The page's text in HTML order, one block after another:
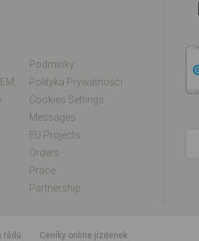
Podmínky
Polityka Prywatności
Cookies Settings
Messages
EU Projects
Orders
Práce
Partnership
řádů
Ceníky online jízdenek